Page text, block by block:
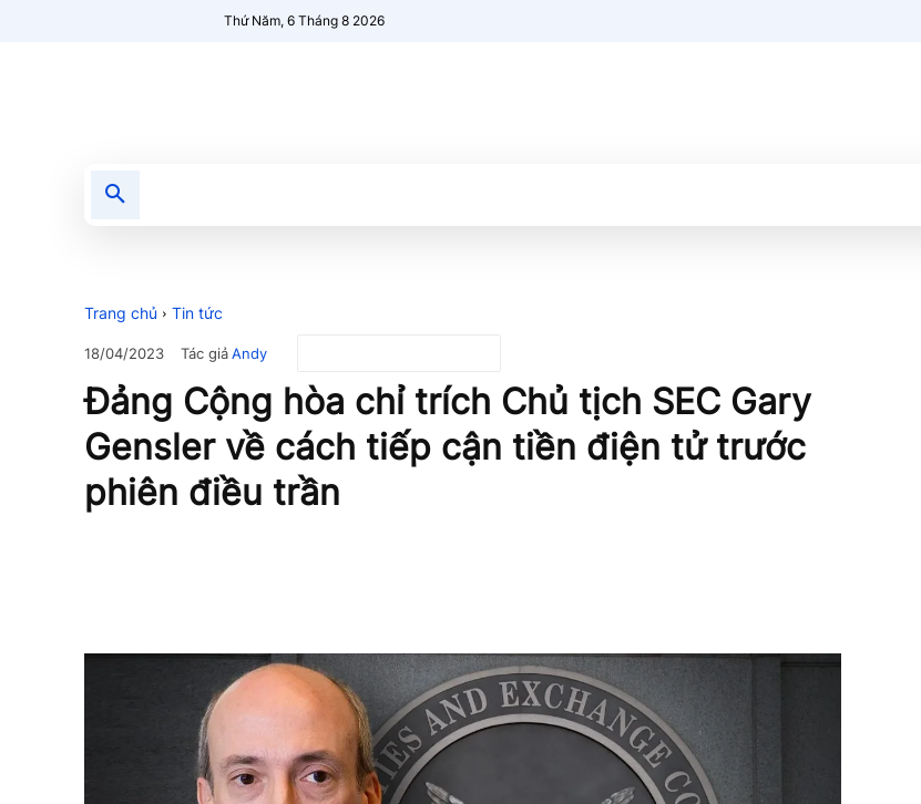
Thứ Năm, 6 Tháng 8 2026
Trang chủ Tin tức
18/04/2023 Tác giảAndy
Đảng Cộng hòa chỉ trích Chủ tịch SEC Gary
Gensler về cách tiếp cận tiền điện tử trước
phiên điều trần